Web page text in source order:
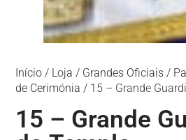
Início / Loja / Grandes Oficiais /
de Cerimónia / 15 – Grande
15 – Grande